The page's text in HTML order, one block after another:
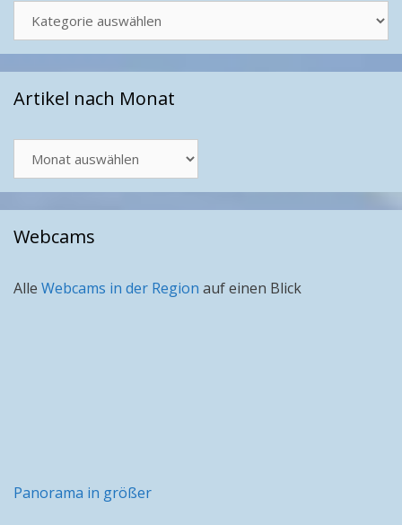
Artikel nach Monat
nach
Monat
Webcams
Alle Webcams in der Region auf einen Blick
Panorama in größer